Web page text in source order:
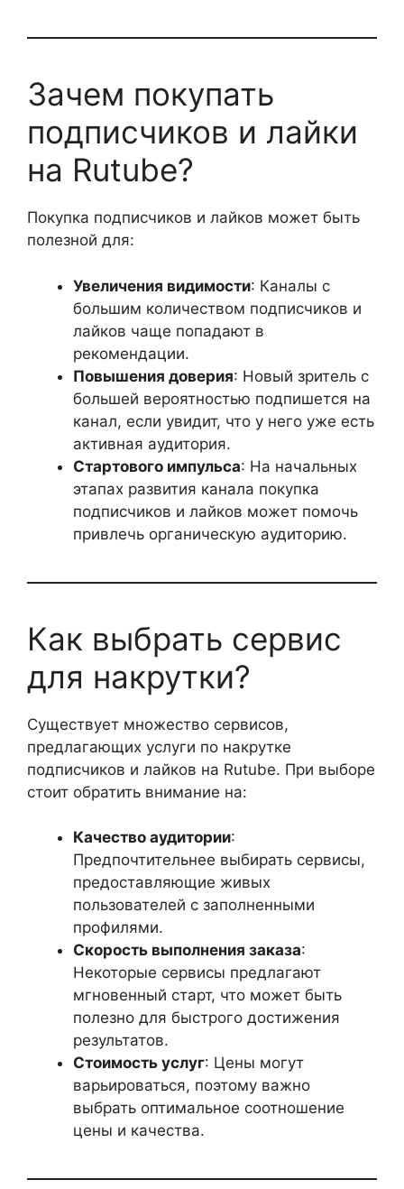
Зачем покупать
подписчиков и лайки
на Rutube?
Покупка подписчиков и лайков может быть
полезной для:
Увеличения видимости: Каналы с
большим количеством подписчиков и
лайков чаще попадают в
рекомендации.
Повышения доверия: Новый зритель с
большей вероятностью подпишется на
канал, если увидит, что у него уже есть
активная аудитория.
Стартового импульса: На начальных
этапах развития канала покупка
подписчиков и лайков может помочь
привлечь органическую аудиторию.
Как выбрать сервис
для накрутки?
Существует множество сервисов,
предлагающих услуги по накрутке
подписчиков и лайков на Rutube. При выборе
стоит обратить внимание на:
Качество аудитории:
Предпочтительнее выбирать сервисы,
предоставляющие живых
пользователей с заполненными
профилями.
Скорость выполнения заказа:
Некоторые сервисы предлагают
мгновенный старт, что может быть
полезно для быстрого достижения
результатов.
Стоимость услуг: Цены могут
варьироваться, поэтому важно
выбрать оптимальное соотношение
цены и качества.